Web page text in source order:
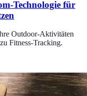
Technologie für
Outdoor-Aktivitäten
Fitness-Tracking.